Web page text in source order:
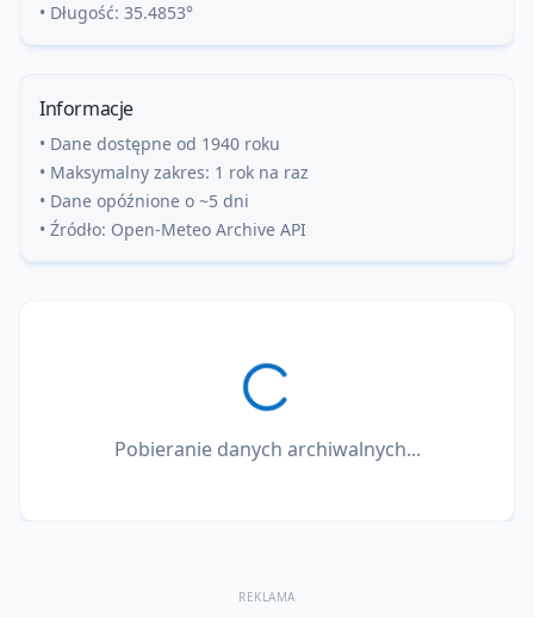
• Długość: 35.4853°
Informacje
• Dane dostępne od 1940 roku
• Maksymalny zakres: 1 rok na raz
• Dane opóźnione o ~5 dni
• Źródło: Open-Meteo Archive API
Pobieranie danych archiwalnych...
REKLAMA